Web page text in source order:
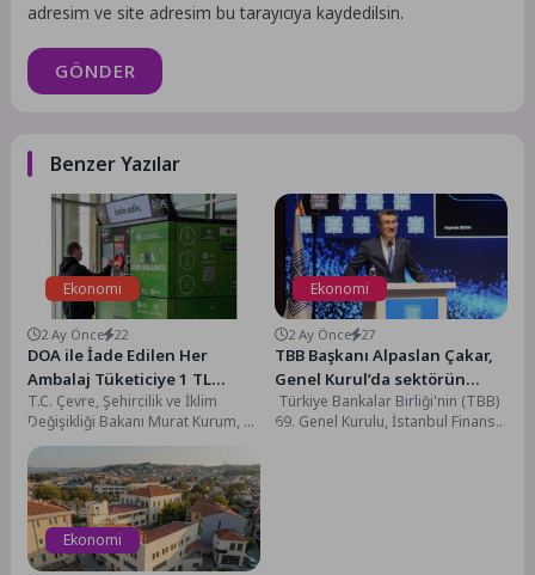
adresim ve site adresim bu tarayıcıya kaydedilsin.
GÖNDER
Benzer Yazılar
Ekonomi
2 Ay Önce 22
DOA ile İade Edilen Her
Ambalaj Tüketiciye 1 TL
Kazandıracak
T.C. Çevre, Şehircilik ve İklim
Değişikliği Bakanı Murat Kurum, 1
Temmuz’dan itibaren Türkiye
genelinde hayata...
Ekonomi
2 Ay Önce 27
TBB Başkanı Alpaslan Çakar,
Genel Kurul’da sektörün
gündemini değerlendirdi
Türkiye Bankalar Birliği'nin (TBB)
69. Genel Kurulu, İstanbul Finans
Ekonomi